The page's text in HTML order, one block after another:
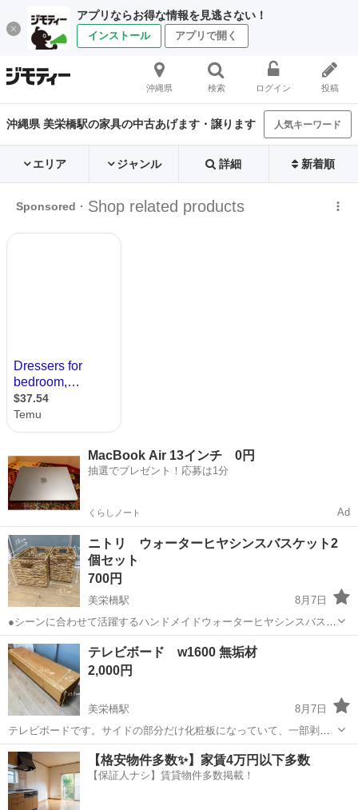
アプリならお得な情報を見逃さない！
インストール アプリで開く
沖縄県 検索 ログイン 投稿
沖縄県 美栄橋駅の家具の中古あげます・譲ります 人気キーワード
エリア ジャンル 詳細 新着順
MacBook Air 13インチ 0円
抽選でプレゼント！応募は1分
くらしノート Ad
ニトリ ウォーターヒヤシンスバスケット2
個セット
700円
美栄橋駅
8月7日
●シーンに合わせて活躍するハンドメイドウォーターヒヤシンスバスケ
ット ●ウォーターヒヤシンスは熱帯・亜熱帯の川や湖に自生する水草
の一種です。茎を乾燥させて編み込んだ商品です。 ●大容量と持ち運
びやすさを両立させた深型設計です...
沖縄 那覇市 美栄橋駅
テレビボード w1600 無垢材
2,000円
美栄橋駅
8月7日
テレビボードです。サイドの部分だけ化粧板になっていて、一部剥が
れがあります。 その他の部分は無垢材で作られてます。 写真で丸で囲
った部分が汚れ、シミがあります。 引き出しや、開閉部分の動作は問
題ありません。 色はナチュラルオ...
沖縄 那覇市 美栄橋駅 収納家具
【格安物件多数✨】家賃4万円以下多数
【保証人ナシ】賃貸物件多数掲載！